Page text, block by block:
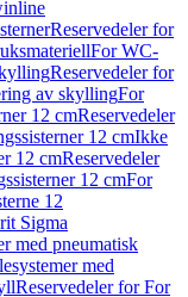
Reservedeler for
For WC-
Reservedeler for
av skyllingFor
12 cmReservedeler
12 cmIkke
12 cmReservedeler
12 cmFor
12
Sigma
med pneumatisk
med
Reservedeler for For